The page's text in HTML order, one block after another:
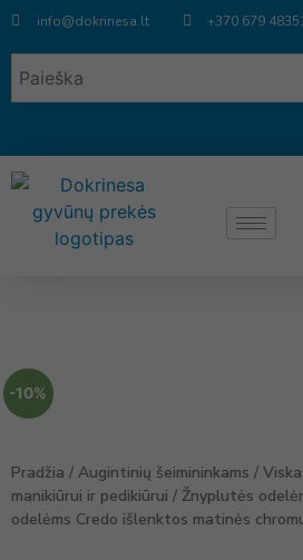
info@dokrinesa.lt +370 679
-10%
Pradžia / Augintinių šeimininkams /
manikiūrui ir pedikiūrui / Žnyplutės
odelėms Credo išlenktos matinės